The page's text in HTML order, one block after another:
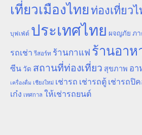
เที่ยวเมืองไทยท่องเที่ยวไ
บุฟเฟ่ต์ ประเทศไทย ผจญภัย ภา
รถเช่า รีสอร์ท ร้านกาแฟ ร้านอาห
ซีน วัด สถานที่ท่องเที่ยว สุขภาพ อา
เครื่องดื่ม เชียงใหม่ เช่ารถ เช่ารถตู้ เช่ารถปิ
เก๋ง เทศกาล ให้เช่ารถยนต์